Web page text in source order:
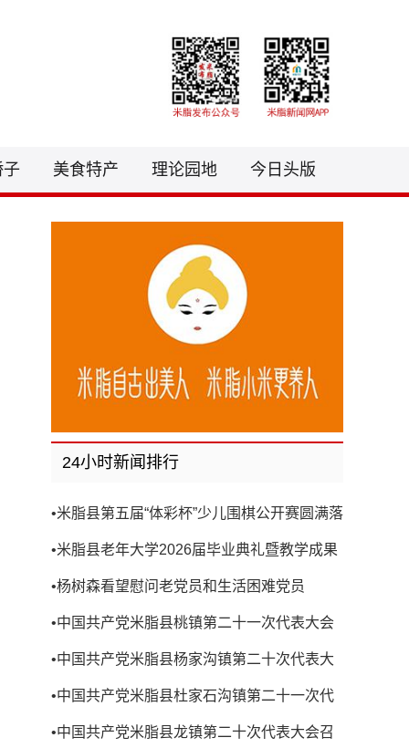
子 美食特产 理论园地 今日头版
24小时新闻排行
•米脂县第五届“体彩杯”少儿围棋公开赛圆满落
•米脂县老年大学2026届毕业典礼暨教学成果
•杨树森看望慰问老党员和生活困难党员
•中国共产党米脂县桃镇第二十一次代表大会
•中国共产党米脂县杨家沟镇第二十次代表大
•中国共产党米脂县杜家石沟镇第二十一次代
•中国共产党米脂县龙镇第二十次代表大会召